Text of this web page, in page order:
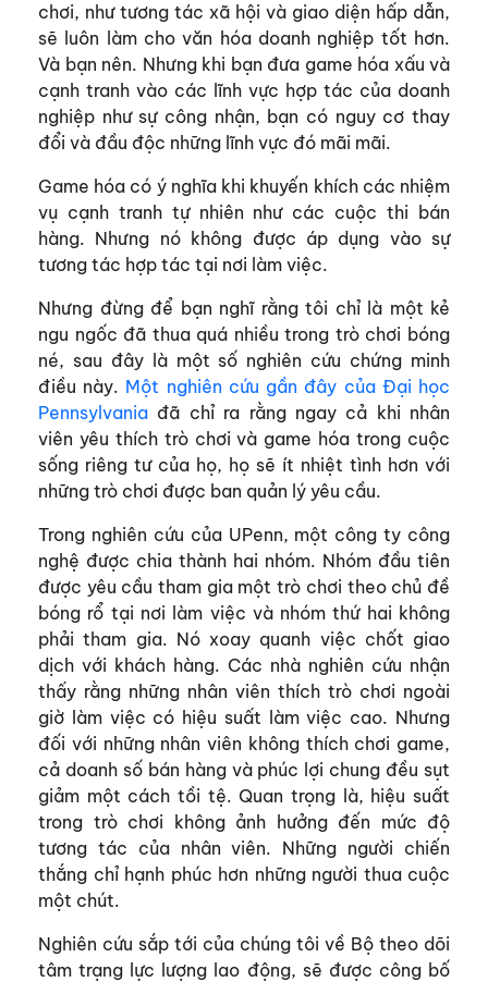
chơi, như tương tác xã hội và giao diện hấp dẫn,
sẽ luôn làm cho văn hóa doanh nghiệp tốt hơn.
Và bạn nên. Nhưng khi bạn đưa game hóa xấu và
cạnh tranh vào các lĩnh vực hợp tác của doanh
nghiệp như sự công nhận, bạn có nguy cơ thay
đổi và đầu độc những lĩnh vực đó mãi mãi.
Game hóa có ý nghĩa khi khuyến khích các nhiệm
vụ cạnh tranh tự nhiên như các cuộc thi bán
hàng. Nhưng nó không được áp dụng vào sự
tương tác hợp tác tại nơi làm việc.
Nhưng đừng để bạn nghĩ rằng tôi chỉ là một kẻ
ngu ngốc đã thua quá nhiều trong trò chơi bóng
né, sau đây là một số nghiên cứu chứng minh
điều này. Một nghiên cứu gần đây của Đại học
Pennsylvania đã chỉ ra rằng ngay cả khi nhân
viên yêu thích trò chơi và game hóa trong cuộc
sống riêng tư của họ, họ sẽ ít nhiệt tình hơn với
những trò chơi được ban quản lý yêu cầu.
Trong nghiên cứu của UPenn, một công ty công
nghệ được chia thành hai nhóm. Nhóm đầu tiên
được yêu cầu tham gia một trò chơi theo chủ đề
bóng rổ tại nơi làm việc và nhóm thứ hai không
phải tham gia. Nó xoay quanh việc chốt giao
dịch với khách hàng. Các nhà nghiên cứu nhận
thấy rằng những nhân viên thích trò chơi ngoài
giờ làm việc có hiệu suất làm việc cao. Nhưng
đối với những nhân viên không thích chơi game,
cả doanh số bán hàng và phúc lợi chung đều sụt
giảm một cách tồi tệ. Quan trọng là, hiệu suất
trong trò chơi không ảnh hưởng đến mức độ
tương tác của nhân viên. Những người chiến
thắng chỉ hạnh phúc hơn những người thua cuộc
một chút.
Nghiên cứu sắp tới của chúng tôi về Bộ theo dõi
tâm trạng lực lượng lao động, sẽ được công bố